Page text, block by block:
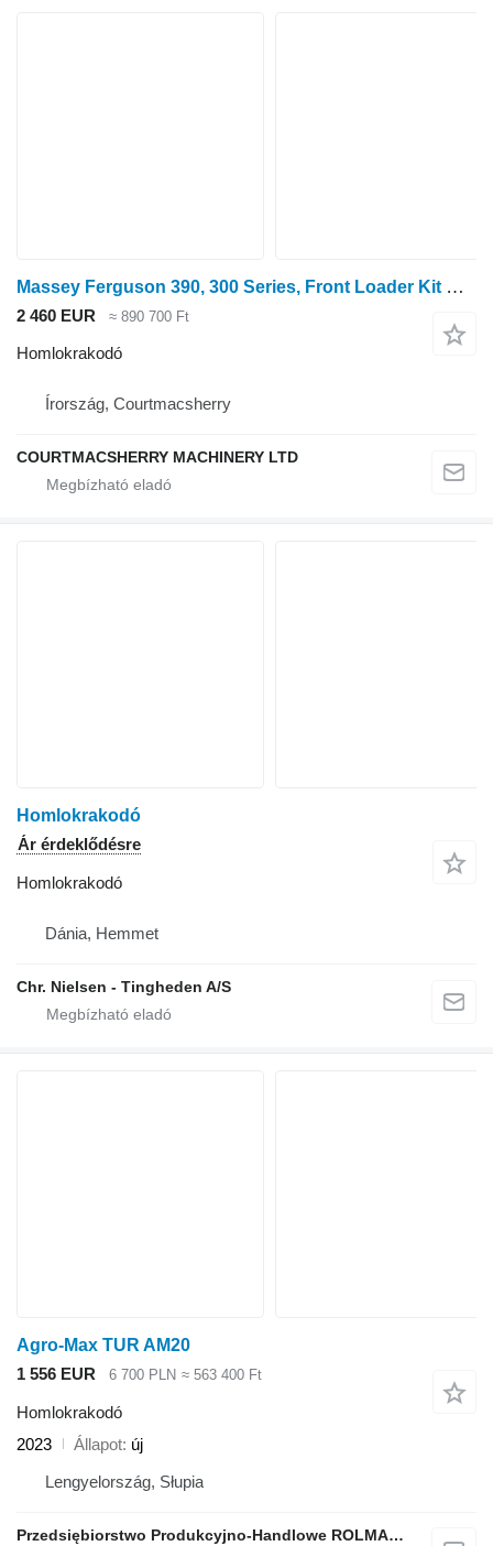
Massey Ferguson 390, 300 Series, Front Loader Kit Mf820, Mf820 Loader
2 460 EUR ≈ 890 700 Ft
Homlokrakodó
Írország, Courtmacsherry
COURTMACSHERRY MACHINERY LTD
Homlokrakodó
Ár érdeklődésre
Homlokrakodó
Dánia, Hemmet
Chr. Nielsen - Tingheden A/S
Agro-Max TUR AM20
1 556 EUR
6 700 PLN ≈ 563 400 Ft
Homlokrakodó
2023
Állapot új
Lengyelország, Słupia
Przedsiębiorstwo Produkcyjno-Handlowe ROLMAPOL Marcin Dziekan